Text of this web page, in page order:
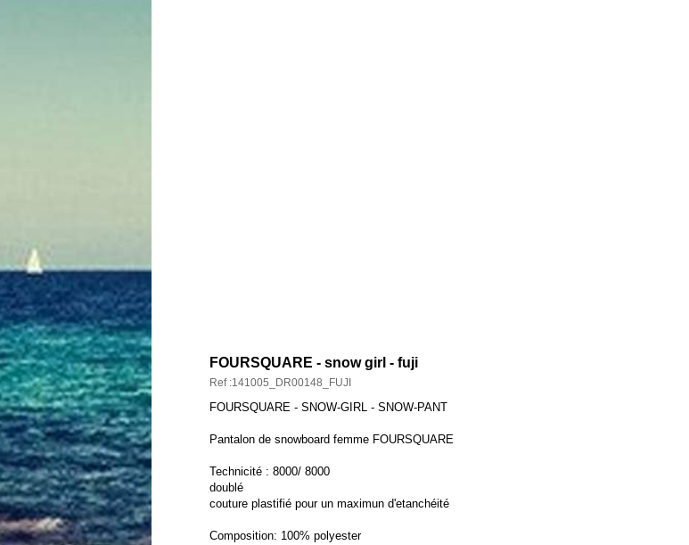
FOURSQUARE - snow girl - fuji
Ref :141005_DR00148_FUJI
FOURSQUARE - SNOW-GIRL - SNOW-PANT
Pantalon de snowboard femme FOURSQUARE
Technicité : 8000/ 8000
doublé
couture plastifié pour un maximun d'etanchéité
Composition: 100% polyester